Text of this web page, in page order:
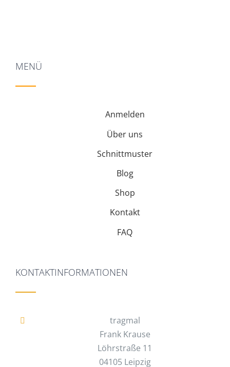
MENÜ
Anmelden
Über uns
Schnittmuster
Blog
Shop
Kontakt
FAQ
KONTAKTINFORMATIONEN
tragmal
Frank Krause
Löhrstraße 11
04105 Leipzig